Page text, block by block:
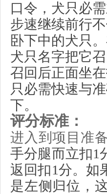
口令，犬只必
步速继续前行
卧下中的犬只
犬只名字把它
召回后正面坐在
只必需快速与
下。
评分标准：
进入到项目准
手分腿而立扣1
返回扣1分。如
是左侧归位 ，